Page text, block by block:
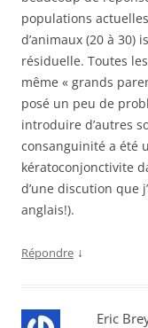
populations
d’animaux (20 à 30)
résiduelle. Toutes
même « grands
posé un peu de
introduire d’autres
consanguinité a été
kératoconjonctivite
d’une discution que
anglais!).
Répondre ↓
Eric